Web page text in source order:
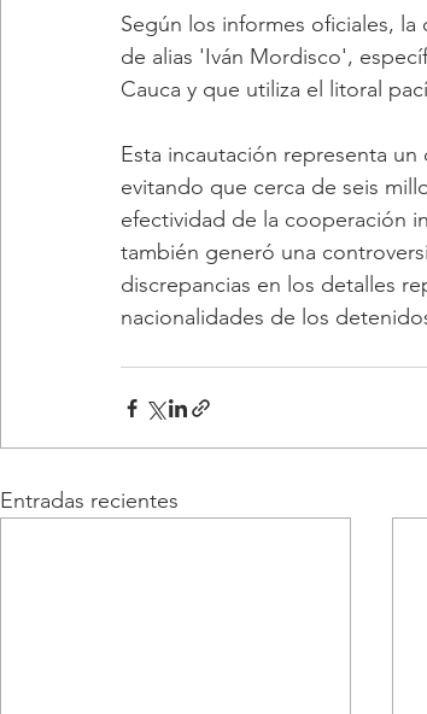
Según los informes oficiales,
de alias 'Iván Mordisco',
Cauca y que utiliza el litoral
Esta incautación representa
evitando que cerca de seis
efectividad de la cooperación
también generó una
discrepancias en los detalles
nacionalidades de los
Entradas recientes